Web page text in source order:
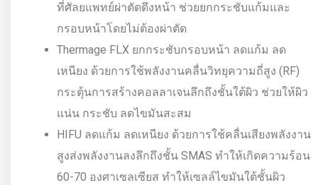
ที่ศัลยแพทย์ผ่าตัดดึงหน้า ช่วยยกกระชับแก้มและ
กรอบหน้าโดยไม่ต้องผ่าตัด
Thermage FLX ยกกระชับกรอบหน้า ลดแก้ม ลด
เหนียง ด้วยการใช้พลังงานคลื่นวิทยุความถี่สูง (RF)
กระตุ้นการสร้างคอลลาเจนลึกถึงชั้นใต้ผิว ช่วยให้ผิว
แน่น กระชับ ลดไขมันสะสม
HIFU ลดแก้ม ลดเหนียง ด้วยการใช้คลื่นเสียงพลังงาน
สูงส่งพลังงานลงลึกถึงชั้น SMAS ทำให้เกิดความร้อน
60-70 องศาเซลเซียส ทำให้เซลล์ไขมันใต้ชั้นผิว